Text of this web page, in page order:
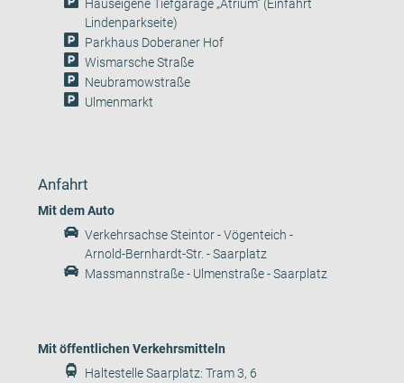
Hauseigene Tiefgarage „Atrium“ (Einfahrt
Lindenparkseite)
Parkhaus Doberaner Hof
Wismarsche Straße
Neubramowstraße
Ulmenmarkt
Anfahrt
Mit dem Auto
Verkehrsachse Steintor - Vögenteich -
Arnold-Bernhardt-Str. - Saarplatz
Massmannstraße - Ulmenstraße - Saarplatz
Mit öffentlichen Verkehrsmitteln
Haltestelle Saarplatz: Tram 3, 6